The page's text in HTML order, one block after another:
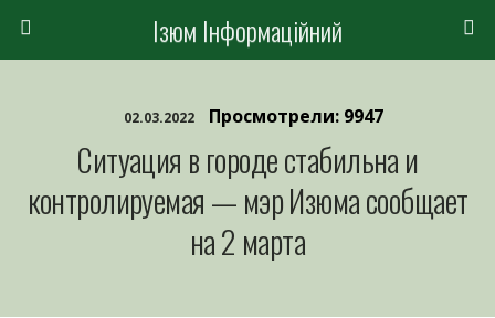
Ізюм Інформаційний
02.03.2022 Просмотрели: 9947
Ситуация в городе стабильна и
контролируемая — мэр Изюма сообщает
на 2 марта